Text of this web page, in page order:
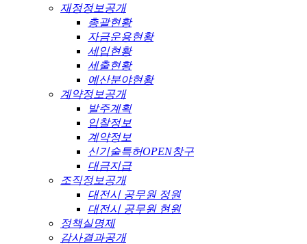
재정정보공개
총괄현황
자금운용현황
세입현황
세출현황
예산분야현황
계약정보공개
발주계획
입찰정보
계약정보
신기술특허OPEN창구
대금지급
조직정보공개
대전시 공무원 정원
대전시 공무원 현원
정책실명제
감사결과공개